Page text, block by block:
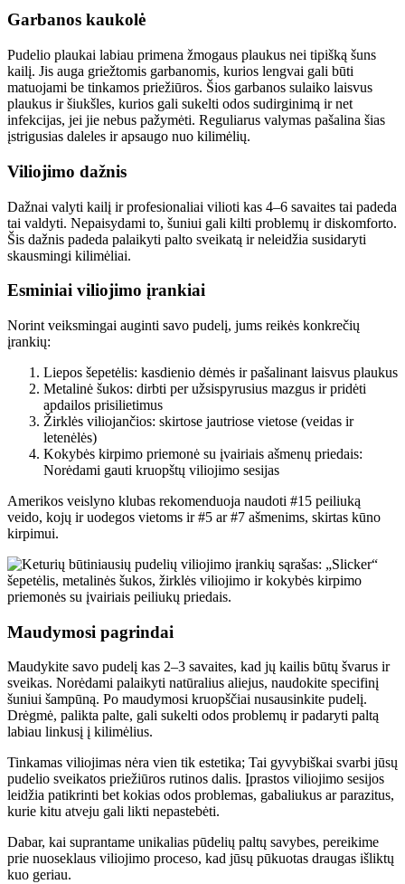
Garbanos kaukolė
Pudelio plaukai labiau primena žmogaus plaukus nei tipišką šuns
kailį. Jis auga griežtomis garbanomis, kurios lengvai gali būti
matuojami be tinkamos priežiūros. Šios garbanos sulaiko laisvus
plaukus ir šiukšles, kurios gali sukelti odos sudirginimą ir net
infekcijas, jei jie nebus pažymėti. Reguliarus valymas pašalina šias
įstrigusias daleles ir apsaugo nuo kilimėlių.
Viliojimo dažnis
Dažnai valyti kailį ir profesionaliai vilioti kas 4–6 savaites tai padeda
tai valdyti. Nepaisydami to, šuniui gali kilti problemų ir diskomforto.
Šis dažnis padeda palaikyti palto sveikatą ir neleidžia susidaryti
skausmingi kilimėliai.
Esminiai viliojimo įrankiai
Norint veiksmingai auginti savo pudelį, jums reikės konkrečių
įrankių:
Liepos šepetėlis: kasdienio dėmės ir pašalinant laisvus plaukus
Metalinė šukos: dirbti per užsispyrusius mazgus ir pridėti
apdailos prisilietimus
Žirklės viliojančios: skirtose jautriose vietose (veidas ir
letenėlės)
Kokybės kirpimo priemonė su įvairiais ašmenų priedais:
Norėdami gauti kruopštų viliojimo sesijas
Amerikos veislyno klubas rekomenduoja naudoti #15 peiliuką
veido, kojų ir uodegos vietoms ir #5 ar #7 ašmenims, skirtas kūno
kirpimui.
Maudymosi pagrindai
Maudykite savo pudelį kas 2–3 savaites, kad jų kailis būtų švarus ir
sveikas. Norėdami palaikyti natūralius aliejus, naudokite specifinį
šuniui šampūną. Po maudymosi kruopščiai nusausinkite pudelį.
Drėgmė, palikta palte, gali sukelti odos problemų ir padaryti paltą
labiau linkusį į kilimėlius.
Tinkamas viliojimas nėra vien tik estetika; Tai gyvybiškai svarbi jūsų
pudelio sveikatos priežiūros rutinos dalis. Įprastos viliojimo sesijos
leidžia patikrinti bet kokias odos problemas, gabaliukus ar parazitus,
kurie kitu atveju gali likti nepastebėti.
Dabar, kai suprantame unikalias pūdelių paltų savybes, pereikime
prie nuoseklaus viliojimo proceso, kad jūsų pūkuotas draugas išliktų
kuo geriau.